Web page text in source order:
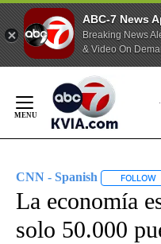
ABC-7 News
Breaking News
& Video On
Content
CNN - Spanish FOLLOW
La economía
solo 50.000